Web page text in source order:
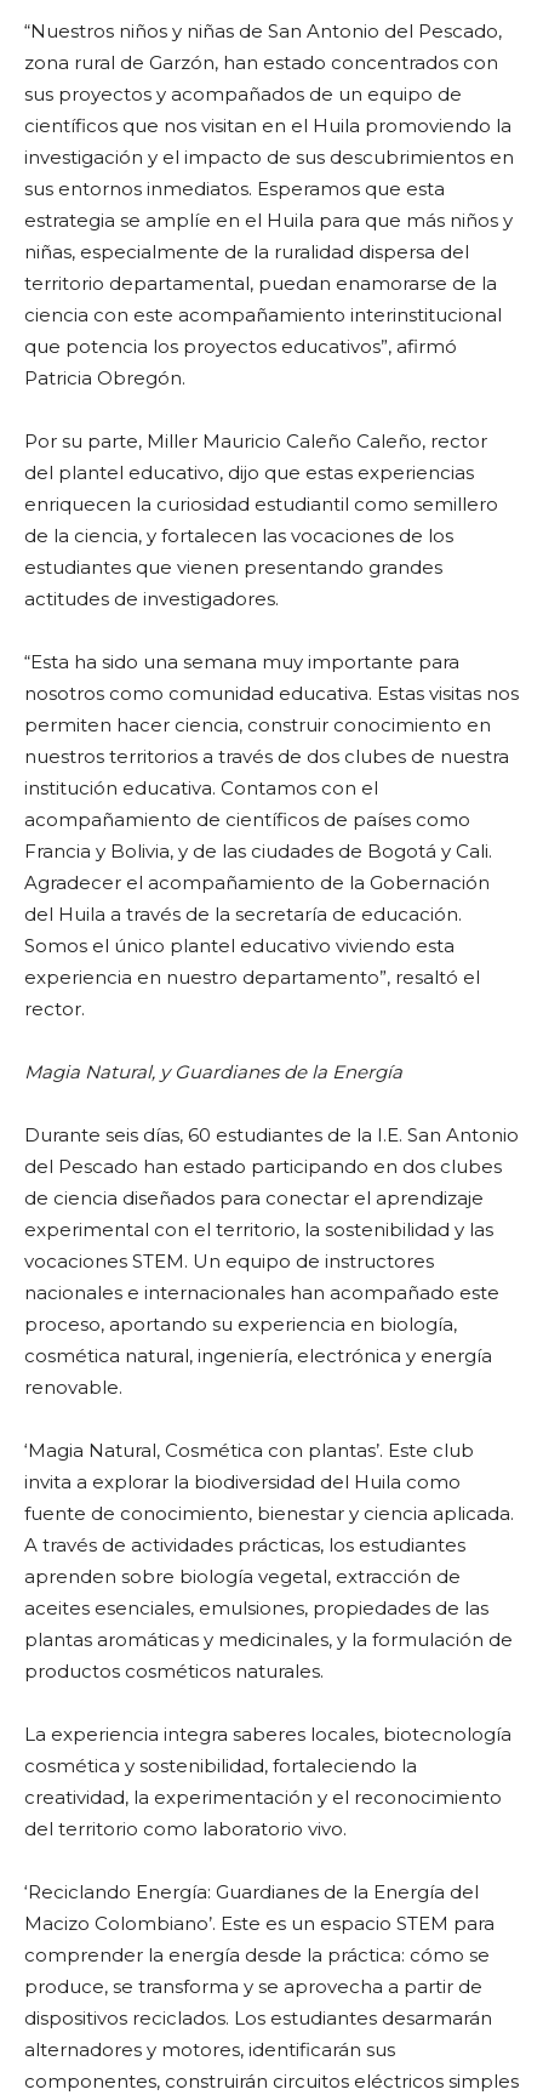
“Nuestros niños y niñas de San Antonio del Pescado,
zona rural de Garzón, han estado concentrados con
sus proyectos y acompañados de un equipo de
científicos que nos visitan en el Huila promoviendo la
investigación y el impacto de sus descubrimientos en
sus entornos inmediatos. Esperamos que esta
estrategia se amplíe en el Huila para que más niños y
niñas, especialmente de la ruralidad dispersa del
territorio departamental, puedan enamorarse de la
ciencia con este acompañamiento interinstitucional
que potencia los proyectos educativos”, afirmó
Patricia Obregón.
Por su parte, Miller Mauricio Caleño Caleño, rector
del plantel educativo, dijo que estas experiencias
enriquecen la curiosidad estudiantil como semillero
de la ciencia, y fortalecen las vocaciones de los
estudiantes que vienen presentando grandes
actitudes de investigadores.
“Esta ha sido una semana muy importante para
nosotros como comunidad educativa. Estas visitas nos
permiten hacer ciencia, construir conocimiento en
nuestros territorios a través de dos clubes de nuestra
institución educativa. Contamos con el
acompañamiento de científicos de países como
Francia y Bolivia, y de las ciudades de Bogotá y Cali.
Agradecer el acompañamiento de la Gobernación
del Huila a través de la secretaría de educación.
Somos el único plantel educativo viviendo esta
experiencia en nuestro departamento”, resaltó el
rector.
Magia Natural, y Guardianes de la Energía
Durante seis días, 60 estudiantes de la I.E. San Antonio
del Pescado han estado participando en dos clubes
de ciencia diseñados para conectar el aprendizaje
experimental con el territorio, la sostenibilidad y las
vocaciones STEM. Un equipo de instructores
nacionales e internacionales han acompañado este
proceso, aportando su experiencia en biología,
cosmética natural, ingeniería, electrónica y energía
renovable.
‘Magia Natural, Cosmética con plantas’. Este club
invita a explorar la biodiversidad del Huila como
fuente de conocimiento, bienestar y ciencia aplicada.
A través de actividades prácticas, los estudiantes
aprenden sobre biología vegetal, extracción de
aceites esenciales, emulsiones, propiedades de las
plantas aromáticas y medicinales, y la formulación de
productos cosméticos naturales.
La experiencia integra saberes locales, biotecnología
cosmética y sostenibilidad, fortaleciendo la
creatividad, la experimentación y el reconocimiento
del territorio como laboratorio vivo.
‘Reciclando Energía: Guardianes de la Energía del
Macizo Colombiano’. Este es un espacio STEM para
comprender la energía desde la práctica: cómo se
produce, se transforma y se aprovecha a partir de
dispositivos reciclados. Los estudiantes desarmarán
alternadores y motores, identificarán sus
componentes, construirán circuitos eléctricos simples